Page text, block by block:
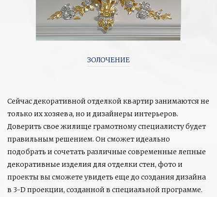
ЗОЛОЧЕНИЕ
Сейчас декоративной отделкой квартир занимаются не
только их хозяева, но и дизайнеры интерьеров.
Доверить свое жилище грамотному специалисту будет
правильным решением. Он сможет идеально
подобрать и сочетать различные современные лепные
декоративные изделия для отделки стен, фото и
проекты вы сможете увидеть еще до создания дизайна
в 3-D проекции, созданной в специальной программе.